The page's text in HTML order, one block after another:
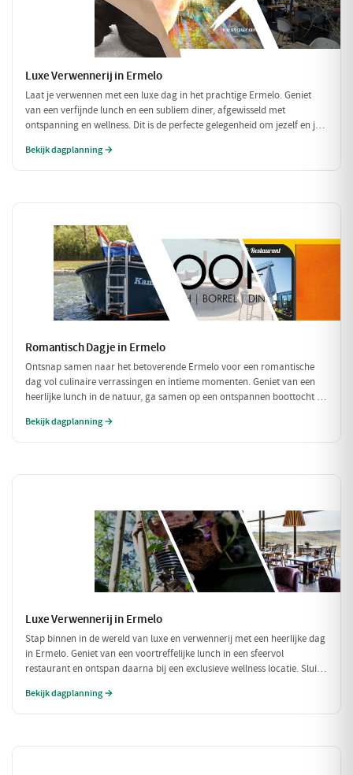
Luxe Verwennerij in Ermelo
Laat je verwennen met een luxe dag in het prachtige Ermelo. Geniet
van een verfijnde lunch en een subliem diner, afgewisseld met
ontspanning en wellness. Dit is de perfecte gelegenheid om jezelf en je
Bekijk dagplanning →
Romantisch Dagje in Ermelo
Ontsnap samen naar het betoverende Ermelo voor een romantische
dag vol culinaire verrassingen en intieme momenten. Geniet van een
heerlijke lunch in de natuur, ga samen op een ontspannen boottocht en
je geliefde!
Bekijk dagplanning →
Luxe Verwennerij in Ermelo
Stap binnen in de wereld van luxe en verwennerij met een heerlijke dag
in Ermelo. Geniet van een voortreffelijke lunch in een sfeervol
restaurant en ontspan daarna bij een exclusieve wellness locatie. Sluit
perfecte dag om jezelf te verwennen!
Bekijk dagplanning →